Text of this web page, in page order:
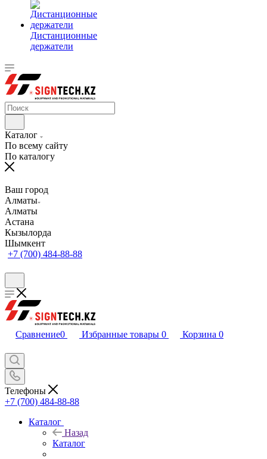
Дистанционные
держатели
Каталог
По всему сайту
По каталогу
Ваш город
Алматы
Алматы
Астана
Кызылорда
Шымкент
+7 (700) 484-88-88
Сравнение0 Избранные товары 0 Корзина 0
Телефоны
+7 (700) 484-88-88
Каталог
Назад
Каталог